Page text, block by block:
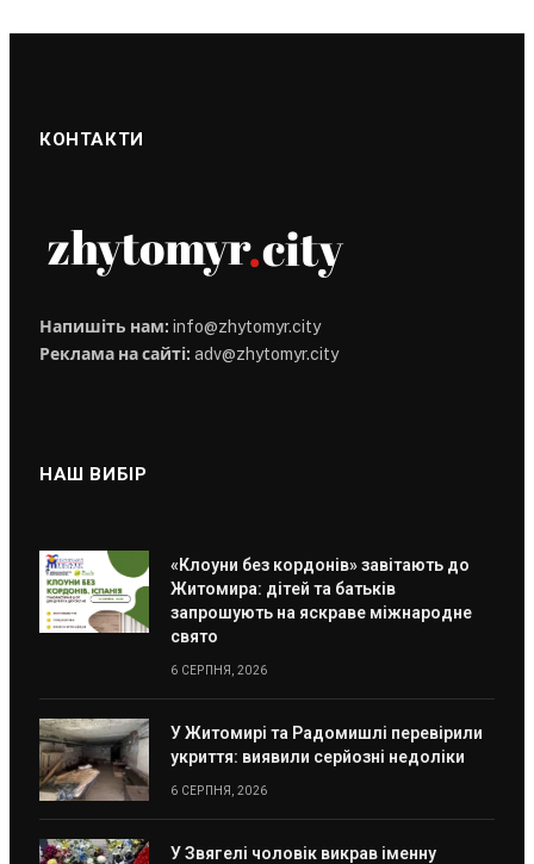
КОНТАКТИ
Напишіть нам: info@zhytomyr.city
Реклама на сайті: adv@zhytomyr.city
НАШ ВИБІР
«Клоуни без кордонів» завітають до
Житомира: дітей та батьків
запрошують на яскраве міжнародне
свято
6 СЕРПНЯ, 2026
У Житомирі та Радомишлі перевірили
укриття: виявили серйозні недоліки
6 СЕРПНЯ, 2026
У Звягелі чоловік викрав іменну